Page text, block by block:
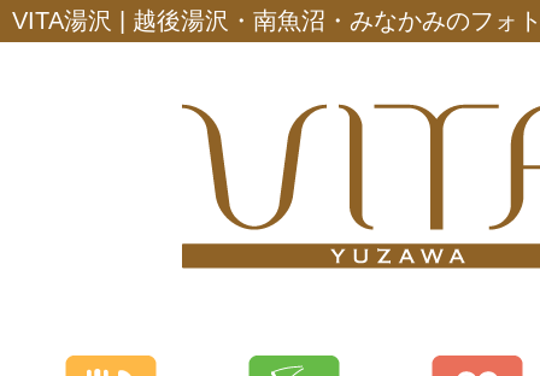
VITA湯沢 | 越後湯沢・南魚沼・みなかみのフ